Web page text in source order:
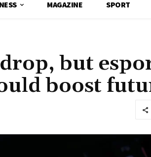
MAGAZINE SPORT
but
boost